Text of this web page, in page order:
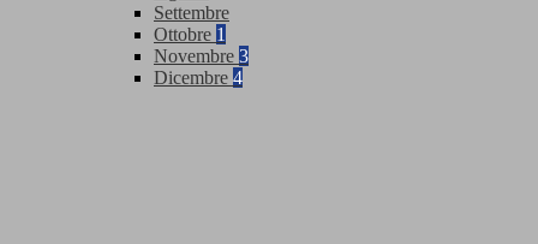
Settembre
Ottobre 1
Novembre 3
Dicembre 4